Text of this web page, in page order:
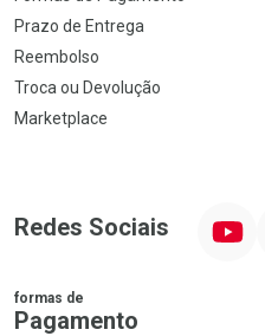
Prazo de Entrega
Reembolso
Troca ou Devolução
Marketplace
Redes Sociais
formas de
Pagamento